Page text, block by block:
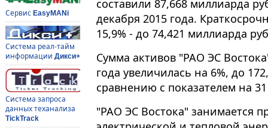
Сервис EasyMANi
Система реал-тайм
информации Дикси+
Система запроса
данных теханализа
TickTrack
составили 87,668 миллиарда
декабря 2015 года.
15,9% - до 74,421 миллиарда
Сумма активов "РАО ЭС
года увеличилась на 6%, до
сравнению с показателем на
"РАО ЭС Востока" занимается